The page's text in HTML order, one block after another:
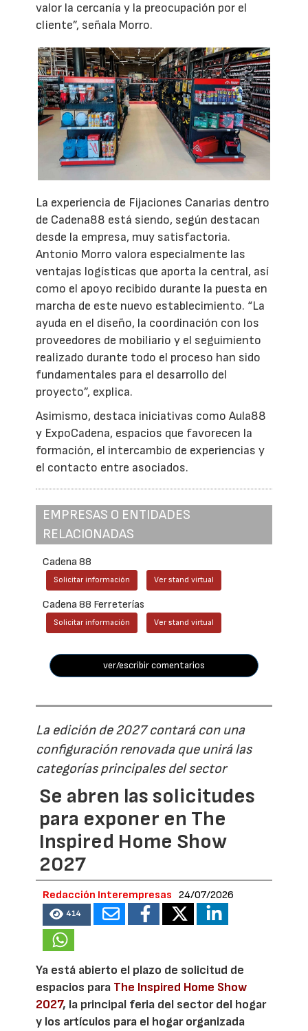
valor la cercanía y la preocupación por el
cliente”, señala Morro.
La experiencia de Fijaciones Canarias dentro
de Cadena88 está siendo, según destacan
desde la empresa, muy satisfactoria.
Antonio Morro valora especialmente las
ventajas logísticas que aporta la central, así
como el apoyo recibido durante la puesta en
marcha de este nuevo establecimiento. “La
ayuda en el diseño, la coordinación con los
proveedores de mobiliario y el seguimiento
realizado durante todo el proceso han sido
fundamentales para el desarrollo del
proyecto”, explica.
Asimismo, destaca iniciativas como Aula88
y ExpoCadena, espacios que favorecen la
formación, el intercambio de experiencias y
el contacto entre asociados.
EMPRESAS O ENTIDADES
RELACIONADAS
Cadena 88
Solicitar información Ver stand virtual
Cadena 88 Ferreterías
Solicitar información Ver stand virtual
ver/escribir comentarios
La edición de 2027 contará con una
configuración renovada que unirá las
categorías principales del sector
Se abren las solicitudes
para exponer en The
Inspired Home Show
2027
Redacción Interempresas 24/07/2026
414
Ya está abierto el plazo de solicitud de
espacios para The Inspired Home Show
2027, la principal feria del sector del hogar
y los artículos para el hogar organizada